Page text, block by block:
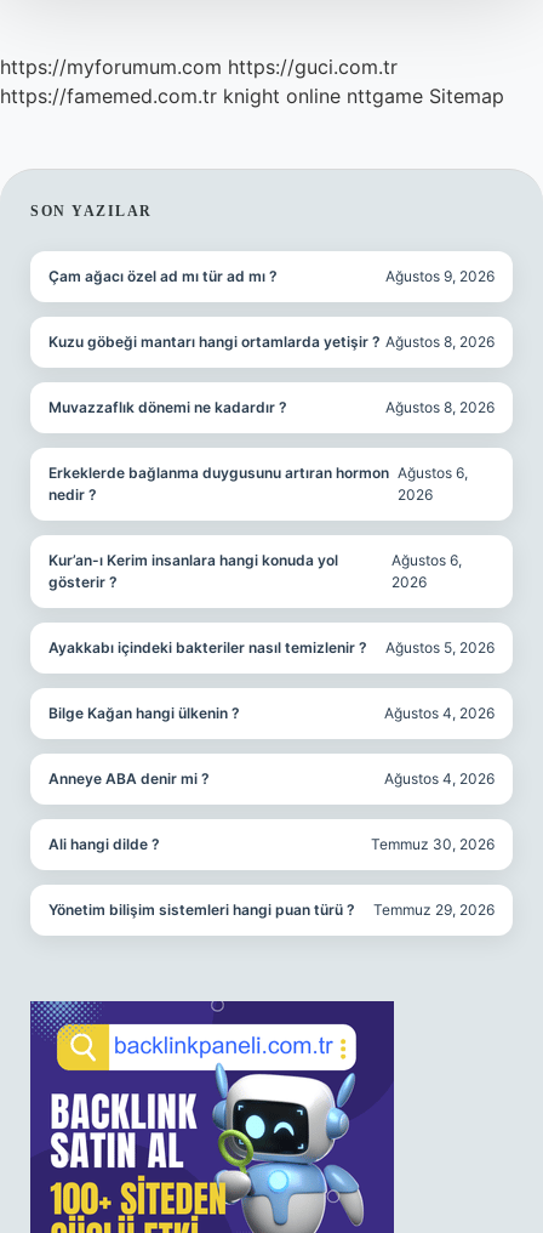
https://myforumum.com https://guci.com.tr
https://famemed.com.tr knight online nttgame Sitemap
SIDEBAR
SON YAZILAR
Çam ağacı özel ad mı tür ad mı ? Ağustos 9, 2026
Kuzu göbeği mantarı hangi ortamlarda yetişir ? Ağustos 8, 2026
Muvazzaflık dönemi ne kadardır ? Ağustos 8, 2026
Erkeklerde bağlanma duygusunu artıran hormon
nedir ?
Ağustos 6,
2026
Kur’an-ı Kerim insanlara hangi konuda yol
gösterir ?
Ağustos 6,
2026
Ayakkabı içindeki bakteriler nasıl temizlenir ? Ağustos 5, 2026
Bilge Kağan hangi ülkenin ? Ağustos 4, 2026
Anneye ABA denir mi ? Ağustos 4, 2026
Ali hangi dilde ? Temmuz 30, 2026
Yönetim bilişim sistemleri hangi puan türü ? Temmuz 29, 2026